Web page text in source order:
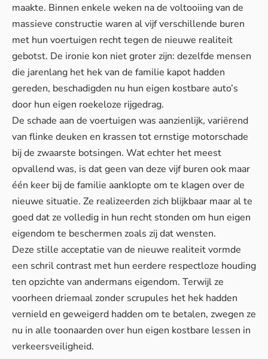
maakte. Binnen enkele weken na de voltooiing van de
massieve constructie waren al vijf verschillende buren
met hun voertuigen recht tegen de nieuwe realiteit
gebotst. De ironie kon niet groter zijn: dezelfde mensen
die jarenlang het hek van de familie kapot hadden
gereden, beschadigden nu hun eigen kostbare auto’s
door hun eigen roekeloze rijgedrag.
De schade aan de voertuigen was aanzienlijk, variërend
van flinke deuken en krassen tot ernstige motorschade
bij de zwaarste botsingen. Wat echter het meest
opvallend was, is dat geen van deze vijf buren ook maar
één keer bij de familie aanklopte om te klagen over de
nieuwe situatie. Ze realizeerden zich blijkbaar maar al te
goed dat ze volledig in hun recht stonden om hun eigen
eigendom te beschermen zoals zij dat wensten.
Deze stille acceptatie van de nieuwe realiteit vormde
een schril contrast met hun eerdere respectloze houding
ten opzichte van andermans eigendom. Terwijl ze
voorheen driemaal zonder scrupules het hek hadden
vernield en geweigerd hadden om te betalen, zwegen ze
nu in alle toonaarden over hun eigen kostbare lessen in
verkeersveiligheid.